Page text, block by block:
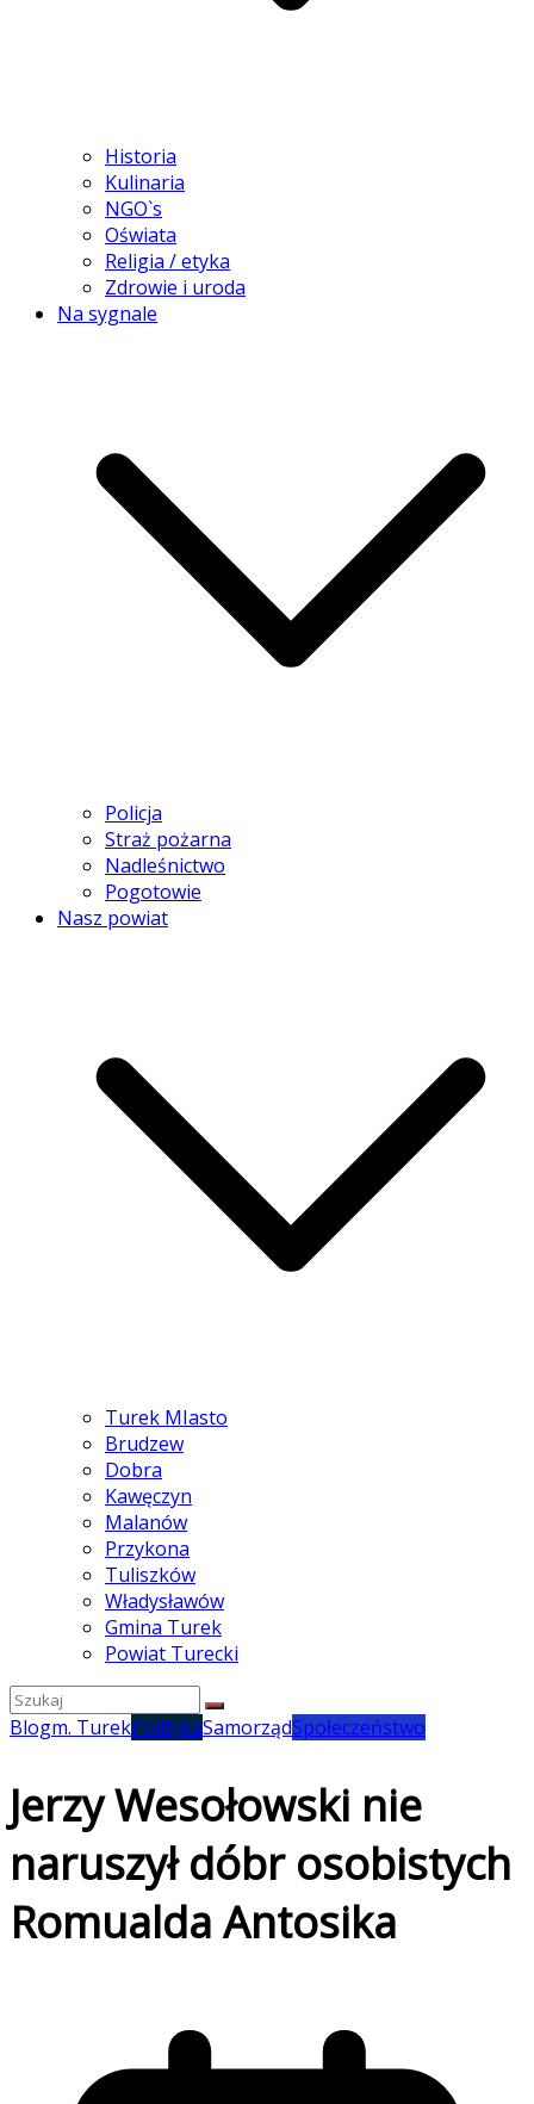
Historia
Kulinaria
NGO`s
Oświata
Religia / etyka
Zdrowie i uroda
Na sygnale
Policja
Straż pożarna
Nadleśnictwo
Pogotowie
Nasz powiat
Turek MIasto
Brudzew
Dobra
Kawęczyn
Malanów
Przykona
Tuliszków
Władysławów
Gmina Turek
Powiat Turecki
Blogm. TurekPolitykaSamorządSpołeczeństwo
Jerzy Wesołowski nie
naruszył dóbr osobistych
Romualda Antosika